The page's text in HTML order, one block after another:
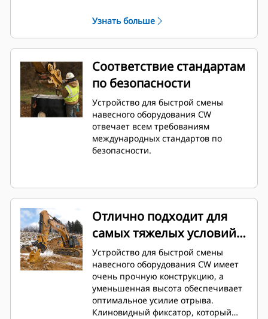
навесного оборудования. Устройство
для быстрой смены навесного
оборудования CW стало
промышленным стандартом. За
последние 40 лет было продано
более 50 000 единиц. Устройство
может устанавливаться на машинах
разных классов и совместимо с
более чем 700 видами машин, как
производства Cat, так и других
марок.
Узнать больше
Соответствие стандартам
по безопасности
Устройство для быстрой смены
навесного оборудования CW
отвечает всем требованиям
международных стандартов по
безопасности.
Отлично подходит для
самых тяжелых условий
эксплуатации
Устройство для быстрой смены
навесного оборудования CW имеет
очень прочную конструкцию, а
уменьшенная высота обеспечивает
оптимальное усилие отрыва.
Клиновидный фиксатор, который